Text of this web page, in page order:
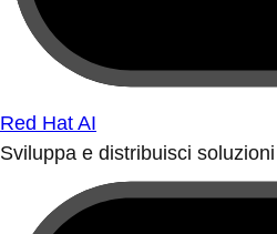
Red Hat AI
Sviluppa e distribuisci